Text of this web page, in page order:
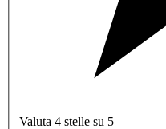
Valuta 4 stelle su 5